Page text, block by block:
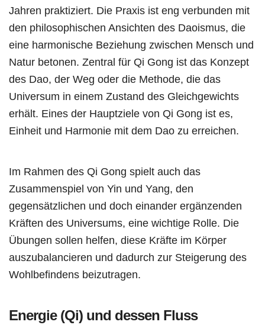
Jahren praktiziert. Die Praxis ist eng verbunden mit
den philosophischen Ansichten des Daoismus, die
eine harmonische Beziehung zwischen Mensch und
Natur betonen. Zentral für Qi Gong ist das Konzept
des Dao, der Weg oder die Methode, die das
Universum in einem Zustand des Gleichgewichts
erhält. Eines der Hauptziele von Qi Gong ist es,
Einheit und Harmonie mit dem Dao zu erreichen.
Im Rahmen des Qi Gong spielt auch das
Zusammenspiel von Yin und Yang, den
gegensätzlichen und doch einander ergänzenden
Kräften des Universums, eine wichtige Rolle. Die
Übungen sollen helfen, diese Kräfte im Körper
auszubalancieren und dadurch zur Steigerung des
Wohlbefindens beizutragen.
Energie (Qi) und dessen Fluss